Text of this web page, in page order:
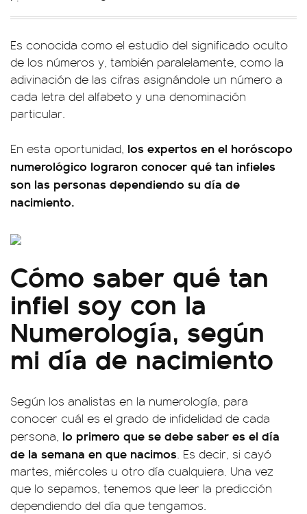
Es conocida como el estudio del significado oculto
de los números y, también paralelamente, como la
adivinación de las cifras asignándole un número a
cada letra del alfabeto y una denominación
particular.
En esta oportunidad, los expertos en el horóscopo
numerológico lograron conocer qué tan infieles
son las personas dependiendo su día de
nacimiento.
Cómo saber qué tan
infiel soy con la
Numerología, según
mi día de nacimiento
Según los analistas en la numerología, para
conocer cuál es el grado de infidelidad de cada
persona, lo primero que se debe saber es el día
de la semana en que nacimos. Es decir, si cayó
martes, miércoles u otro día cualquiera. Una vez
que lo sepamos, tenemos que leer la predicción
dependiendo del día que tengamos.